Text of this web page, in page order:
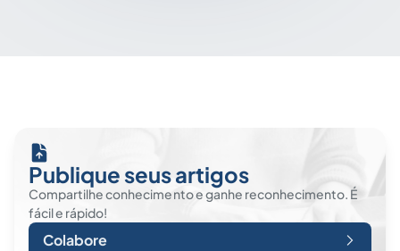
Publique seus artigos
Compartilhe conhecimento e ganhe reconhecimento. É
fácil e rápido!
Colabore